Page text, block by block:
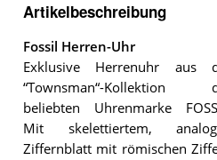
Artikelbeschreibung
Fossil Herren-Uhr
Exklusive Herrenuhr aus
“Townsman“-Kollektion
beliebten Uhrenmarke
Mit skelettiertem,
Ziffernblatt mit römischen